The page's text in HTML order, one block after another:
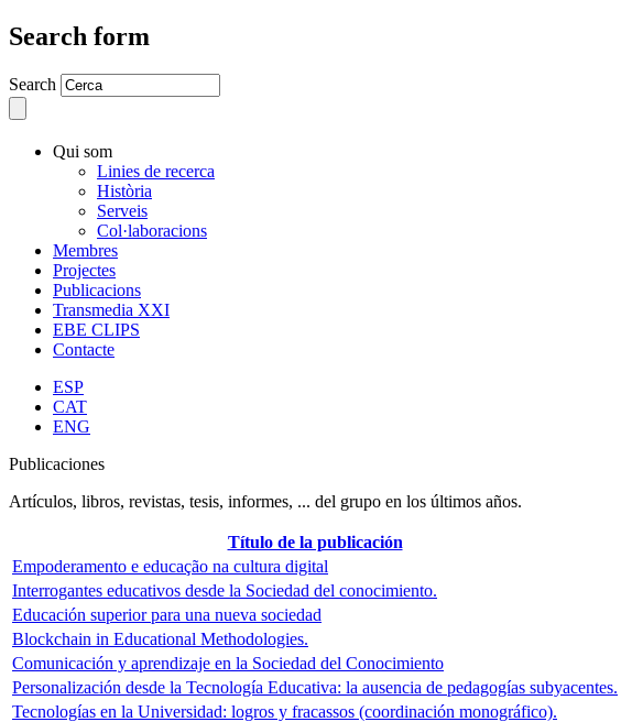
Search form
Search
Qui som
Linies de recerca
Història
Serveis
Col·laboracions
Membres
Projectes
Publicacions
Transmedia XXI
EBE CLIPS
Contacte
ESP
CAT
ENG
Publicaciones
Artículos, libros, revistas, tesis, informes, ... del grupo en los últimos años.
Título de la publicación
Empoderamento e educação na cultura digital
Interrogantes educativos desde la Sociedad del conocimiento.
Educación superior para una nueva sociedad
Blockchain in Educational Methodologies.
Comunicación y aprendizaje en la Sociedad del Conocimiento
Personalización desde la Tecnología Educativa: la ausencia de pedagogías subyacentes.
Tecnologías en la Universidad: logros y fracassos (coordinación monográfico).